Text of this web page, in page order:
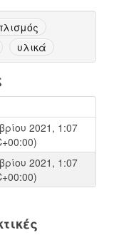
υλικά
2021, 1:07
2021, 1:07